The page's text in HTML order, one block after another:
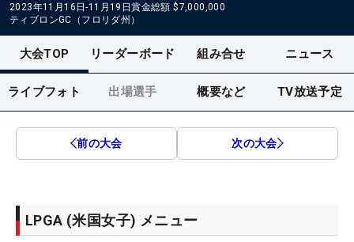
2023年11月16日-11月19日賞金総額 $7,000,000
ティブロンGC（フロリダ州）
大会TOP リーダーボード 組み合せ ニュース
ライブフォト 出場選手 概要など TV放送予定
前の大会 次の大会
LPGA (米国女子) メニュー